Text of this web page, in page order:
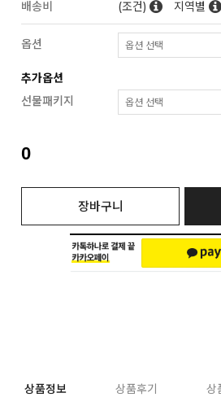
배송비
(조건) 지역별
옵션
추가옵션
선물패키지
0
장바구니
상품정보 상품후기 상